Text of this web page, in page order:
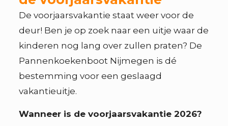
De voorjaarsvakantie staat weer voor de
deur! Ben je op zoek naar een uitje waar de
kinderen nog lang over zullen praten? De
Pannenkoekenboot Nijmegen is dé
bestemming voor een geslaagd
vakantieuitje.
Wanneer is de voorjaarsvakantie 2026?